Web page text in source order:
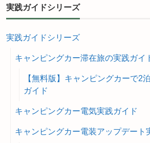
実践ガイドシリーズ
実践ガイドシリーズ
キャンピングカー滞在旅の実践ガイ
【無料版】キャンピングカーで2
ガイド
キャンピングカー電気実践ガイド
キャンピングカー電装アップデート